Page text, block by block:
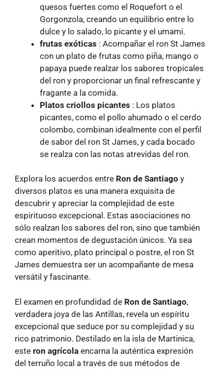
quesos fuertes como el Roquefort o el
Gorgonzola, creando un equilibrio entre lo
dulce y lo salado, lo picante y el umami.
frutas exóticas : Acompañar el ron St James
con un plato de frutas como piña, mango o
papaya puede realzar los sabores tropicales
del ron y proporcionar un final refrescante y
fragante a la comida.
Platos criollos picantes : Los platos
picantes, como el pollo ahumado o el cerdo
colombo, combinan idealmente con el perfil
de sabor del ron St James, y cada bocado
se realza con las notas atrevidas del ron.
Explora los acuerdos entre Ron de Santiago y
diversos platos es una manera exquisita de
descubrir y apreciar la complejidad de este
espirituoso excepcional. Estas asociaciones no
sólo realzan los sabores del ron, sino que también
crean momentos de degustación únicos. Ya sea
como aperitivo, plato principal o postre, el ron St
James demuestra ser un acompañante de mesa
versátil y fascinante.
El examen en profundidad de Ron de Santiago,
verdadera joya de las Antillas, revela un espíritu
excepcional que seduce por su complejidad y su
rico patrimonio. Destilado en la isla de Martinica,
este ron agrícola encarna la auténtica expresión
del terruño local a través de sus métodos de